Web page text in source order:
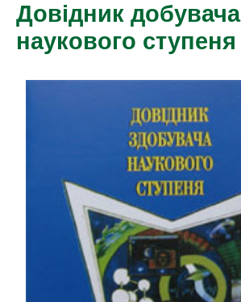
Довідник добувача
наукового ступеня